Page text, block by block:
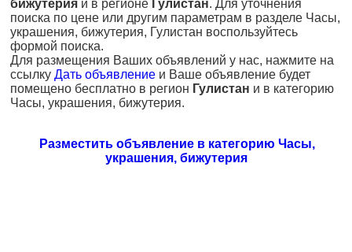
бижутерия и в регионе Гулистан. Для уточнения
поиска по цене или другим параметрам в разделе Часы,
украшения, бижутерия, Гулистан воспользуйтесь
формой поиска.
Для размещения Ваших объявлений у нас, нажмите на
ссылку Дать объявление и Ваше объявление будет
помещено бесплатно в регион Гулистан и в категорию
Часы, украшения, бижутерия.
Разместить объявление в категорию Часы,
украшения, бижутерия